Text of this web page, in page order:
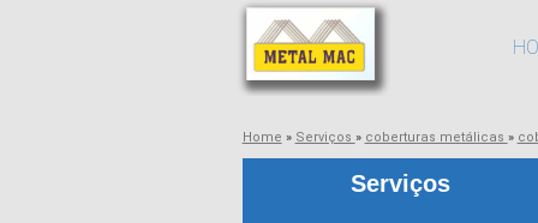
Home » Serviços » coberturas metálicas »
Serviços